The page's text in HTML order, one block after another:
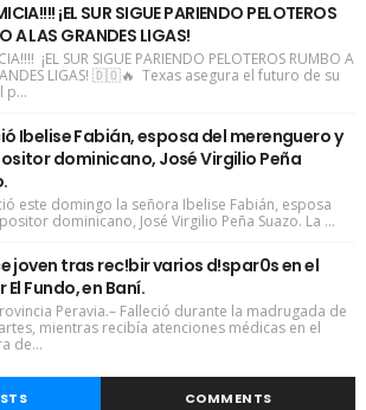
¡EL SUR SIGUE PARIENDO PELOTEROS
A LAS GRANDES LIGAS!
¡EL SUR SIGUE PARIENDO PELOTEROS RUMBO A
LIGAS! 🇩🇴🔥 Texas asegura el futuro de su
p...
Ibelise Fabián, esposa del merenguero y
dominicano, José Virgilio Peña
este domingo la señora Ibelise Fabián, esposa
dominicano, José Virgilio Peña Suazo. La ...
joven tras rec!bir varios d!spar0s en el
Fundo, en Baní.
Peravia.– Falleció durante la madrugada de
mientras recibía atenciones médicas en el
de...
COMMENTS